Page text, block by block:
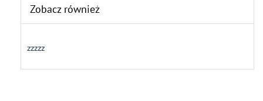
Zobacz również
zzzzz